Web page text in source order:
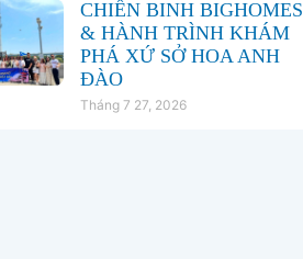
CHIẾN BINH BIGHOMES
& HÀNH TRÌNH KHÁM
PHÁ XỨ SỞ HOA ANH
ĐÀO
Tháng 7 27, 2026